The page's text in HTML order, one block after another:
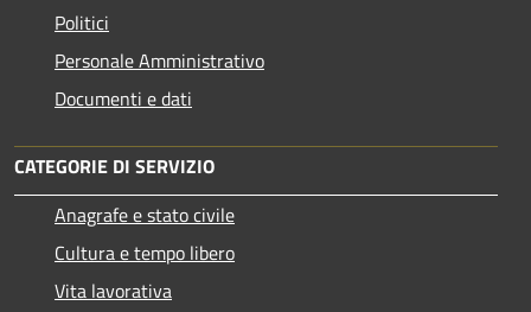
Politici
Personale Amministrativo
Documenti e dati
CATEGORIE DI SERVIZIO
Anagrafe e stato civile
Cultura e tempo libero
Vita lavorativa